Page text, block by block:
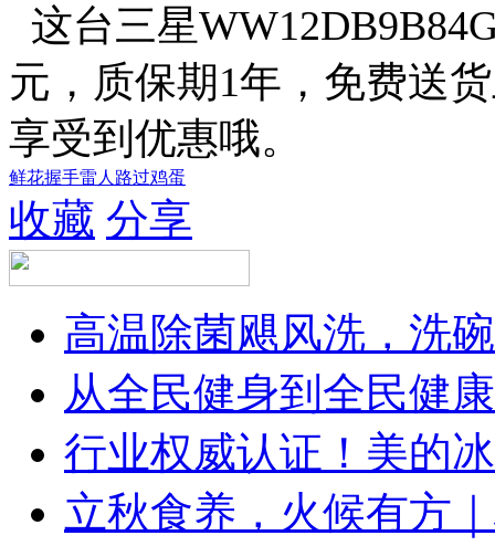
这台三星
元，质保期1年，免费送
享受到优惠哦。
鲜花握手雷人 路过鸡蛋
收藏 分享
高温除菌飓风洗，洗
从全民健身到全民健
行业权威认证！美的
立秋食养，火候有方